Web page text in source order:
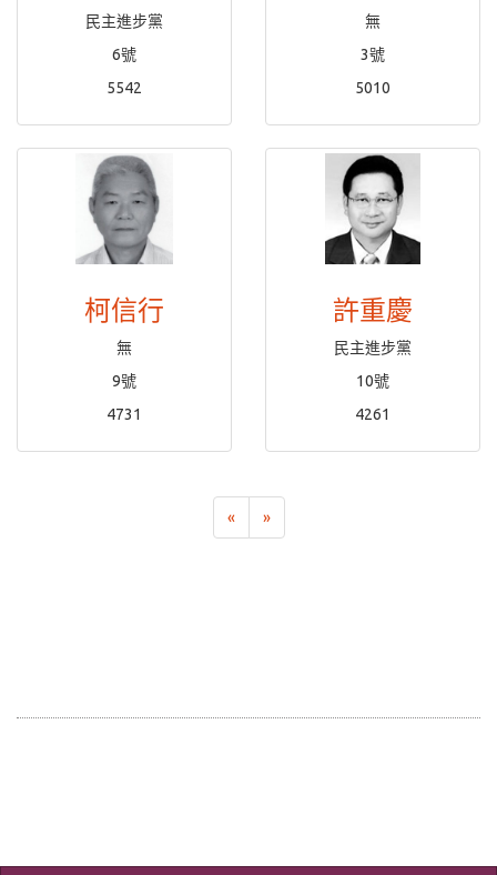
民主進步黨
6號
5542
無
3號
5010
柯信行
無
9號
4731
許重慶
民主進步黨
10號
4261
« »